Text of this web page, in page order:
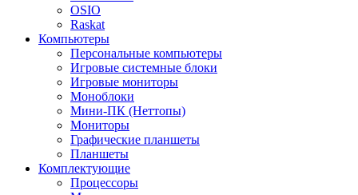
OSIO
Raskat
Компьютеры
Персональные компьютеры
Игровые системные блоки
Игровые мониторы
Моноблоки
Мини-ПК (Неттопы)
Мониторы
Графические планшеты
Планшеты
Комплектующие
Процессоры